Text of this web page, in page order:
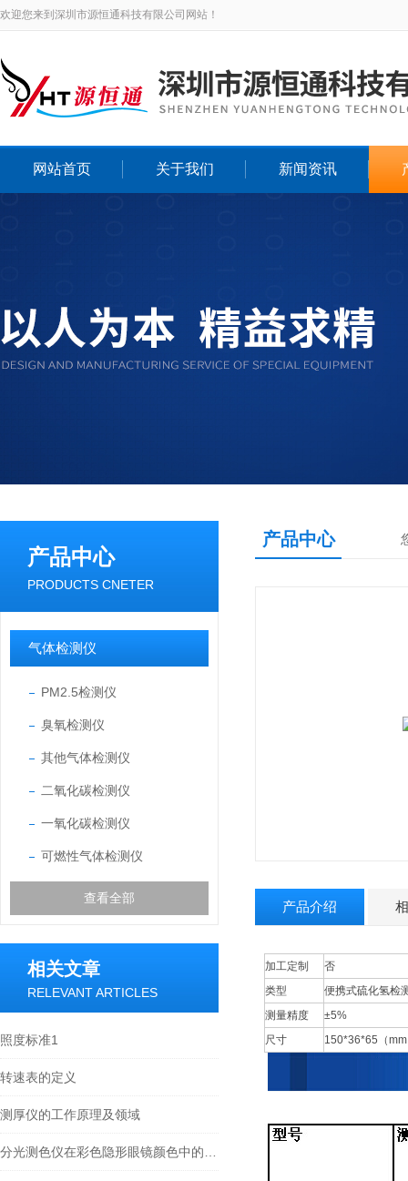
欢迎您来到深圳市源恒通科技有限公司网站！
网站首页 关于我们 新闻资讯
产品中心
PRODUCTS CNETER
气体检测仪
PM2.5检测仪
臭氧检测仪
其他气体检测仪
二氧化碳检测仪
一氧化碳检测仪
可燃性气体检测仪
查看全部
相关文章
RELEVANT ARTICLES
照度标准1
转速表的定义
测厚仪的工作原理及领域
产品中心
产品介绍
加工定制
否
类型
便携式硫化氢检
测量精度
±5%
尺寸
150*36*65（